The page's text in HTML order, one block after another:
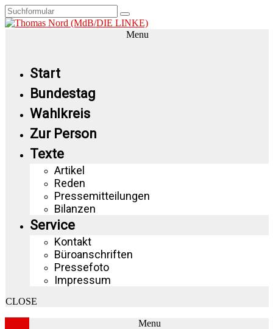
Menu
Start
Bundestag
Wahlkreis
Zur Person
Texte
Artikel
Reden
Pressemitteilungen
Bilanzen
Service
Kontakt
Büroanschriften
Pressefoto
Impressum
CLOSE
Menu